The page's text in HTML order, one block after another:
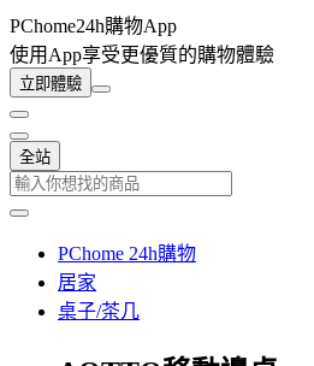
PChome24h購物App
使用App享受更優質的購物體驗
立即體驗
全站
PChome 24h購物
居家
桌子/茶几